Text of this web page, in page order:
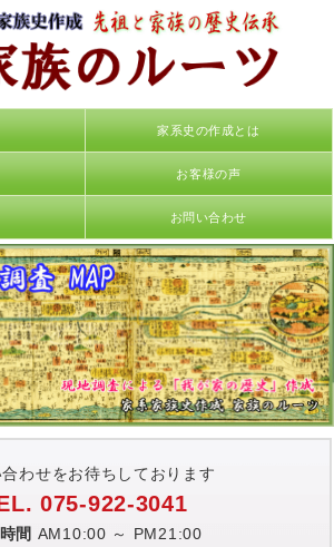
家系史の作成とは
お客様の声
お問い合わせ
わせをお待ちしております
075-922-3041
間 AM10:00 ～ PM21:00